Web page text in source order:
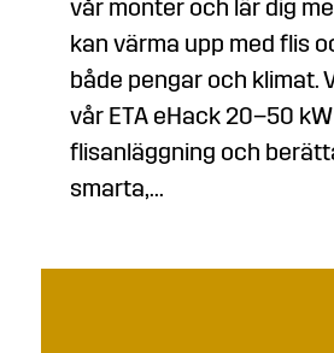
vår monter och lär dig
kan värma upp med flis
både pengar och klimat.
vår ETA eHack 20–50 kW
flisanläggning och
smarta,...